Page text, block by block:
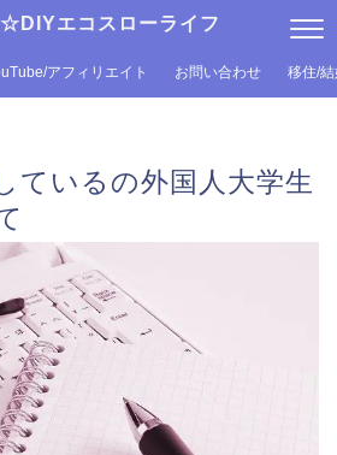
エコスローライフ
アフィリエイト お問い合わせ 移住/
ているの外国人大学生